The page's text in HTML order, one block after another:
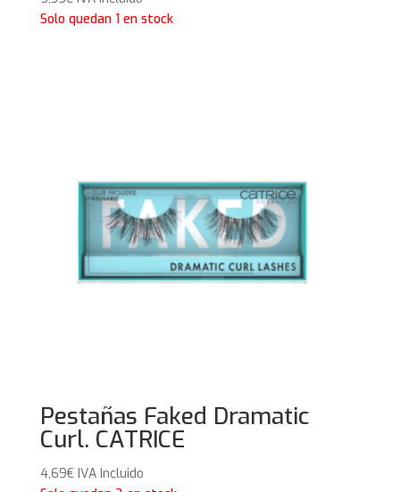
Solo quedan 1 en stock
Pestañas Faked Dramatic
Curl. CATRICE
4,69€ IVA Incluido